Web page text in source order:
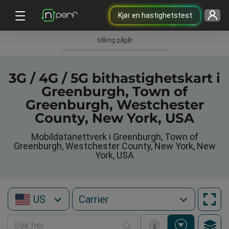
Kjør en hastighetstest
Måling pågår
3G / 4G / 5G bithastighetskart i
Greenburgh, Town of
Greenburgh, Westchester
County, New York, USA
Mobildatanettverk i Greenburgh, Town of
Greenburgh, Westchester County, New York, New
York, USA
US